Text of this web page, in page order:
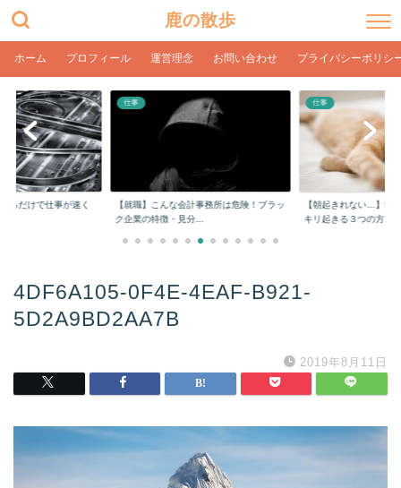
鹿の散歩
ホーム プロフィール 運営理念 お問い合わせ プライバシーポリシ
るだけで仕事が速く
仕事
【就職】こんな会計事務所は危険！ブラッ
ク企業の特徴・見分...
仕事
【朝起きれない…】学
キリ起きる３つの方...
4DF6A105-0F4E-4EAF-B921-
5D2A9BD2AA7B
2019年8月11日